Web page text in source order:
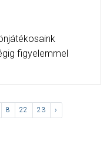
figyelemmel
8 22 23 ›